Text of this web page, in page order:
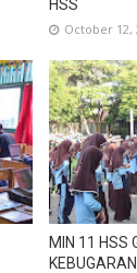
HSS
October 12,
MIN 11 HSS